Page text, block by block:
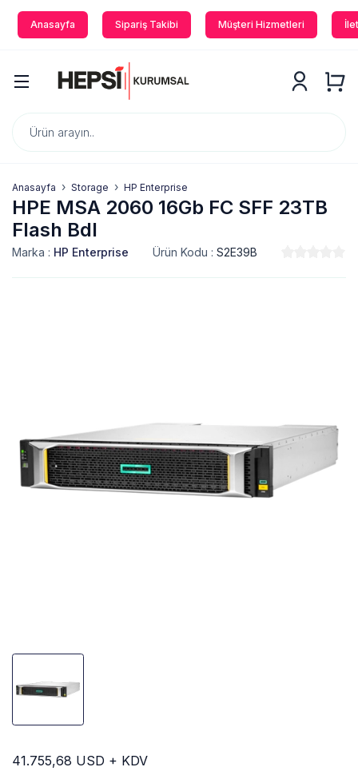
Anasayfa Sipariş Takibi Müşteri Hizmetleri
Anasayfa Storage HP Enterprise
HPE MSA 2060 16Gb FC SFF 23TB
Flash Bdl
Marka : HP Enterprise Ürün Kodu : S2E39B
41.755,68 USD + KDV